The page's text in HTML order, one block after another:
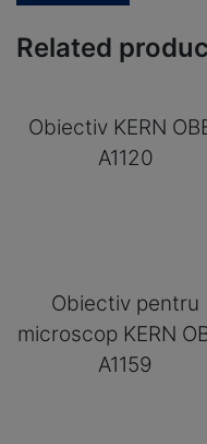
Related
Obiectiv KERN
A1120
Obiectiv pentru
microscop KERN
A1159